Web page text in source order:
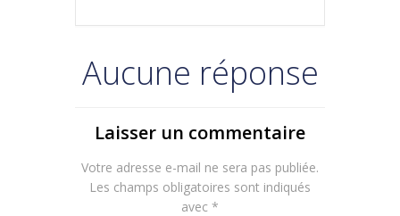
Aucune réponse
Laisser un commentaire
Votre adresse e-mail ne sera pas publiée.
Les champs obligatoires sont indiqués
avec *